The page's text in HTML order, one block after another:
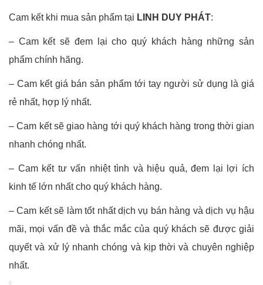
Cam kết khi mua sản phẩm tại LINH DUY PHÁT:
– Cam kết sẽ đem lại cho quý khách hàng những sản
phẩm chính hãng.
– Cam kết giá bán sản phẩm tới tay người sử dụng là giá
rẻ nhất, hợp lý nhất.
– Cam kết sẽ giao hàng tới quý khách hàng trong thời gian
nhanh chóng nhất.
– Cam kết tư vấn nhiệt tình và hiệu quả, đem lại lợi ích
kinh tế lớn nhất cho quý khách hàng.
– Cam kết sẽ làm tốt nhất dịch vụ bán hàng và dịch vụ hậu
mãi, mọi vấn đề và thắc mắc của quý khách sẽ được giải
quyết và xử lý nhanh chóng và kịp thời và chuyên nghiệp
nhất.